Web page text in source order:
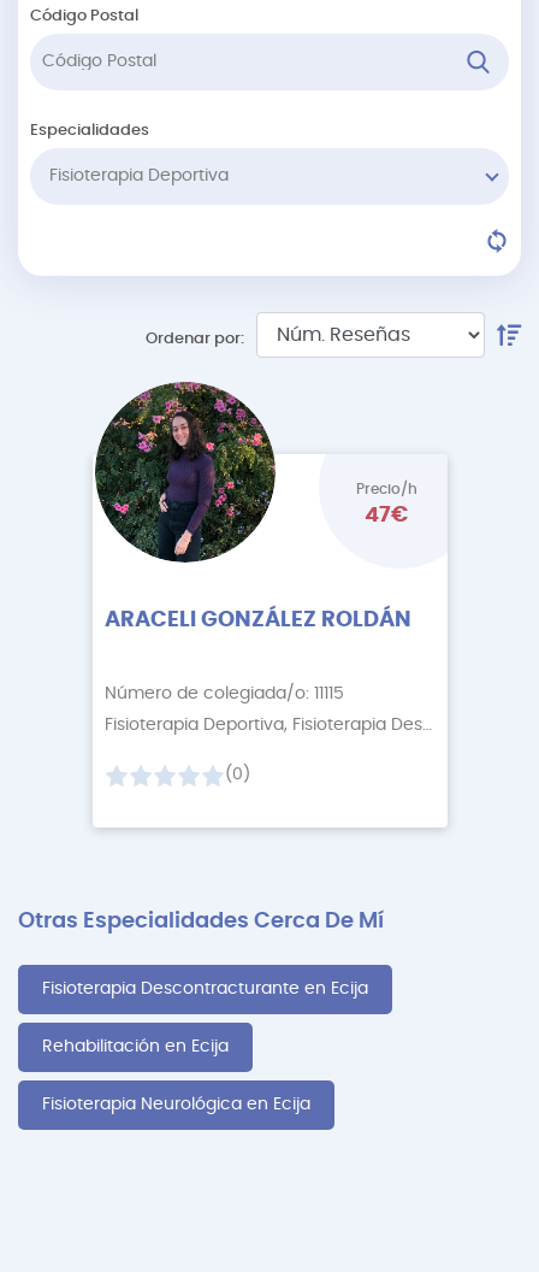
Código Postal
Especialidades
Fisioterapia Deportiva
Ordenar por:
Precio/h
47€
ARACELI GONZÁLEZ ROLDÁN
Número de colegiada/o: 11115
Fisioterapia Deportiva, Fisioterapia Descontractur
(0)
Otras Especialidades Cerca De Mí
Fisioterapia Descontracturante en Ecija
Rehabilitación en Ecija
Fisioterapia Neurológica en Ecija